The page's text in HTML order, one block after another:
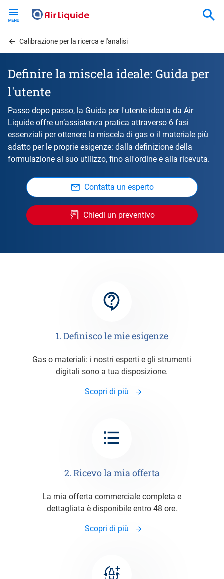
contentCalibrazione per la ricerca e l'analisi
Definire la miscela ideale: Guida per
l'utente
Passo dopo passo, la Guida per l'utente ideata da Air
Liquide offre un’assistenza pratica attraverso 6 fasi
essenziali per ottenere la miscela di gas o il materiale più
adatto per le proprie esigenze: dalla definizione della
formulazione al suo utilizzo, fino all'ordine e alla ricevuta.
Contatta un esperto
Chiedi un preventivo
1. Definisco le mie esigenze
Gas o materiali: i nostri esperti e gli strumenti
digitali sono a tua disposizione.
Scopri di più
2. Ricevo la mia offerta
La mia offerta commerciale completa e
dettagliata è disponibile entro 48 ore.
Scopri di più